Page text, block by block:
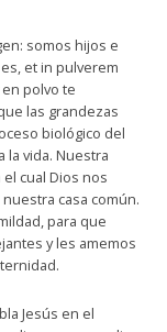
somos hijos e
et in pulverem
polvo te
las grandezas
biológico del
vida. Nuestra
cual Dios nos
casa común.
para que
y les amemos
Jesús en el